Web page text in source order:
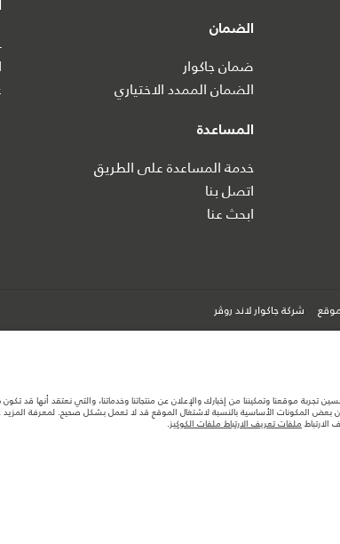
الضمان
ضمان جاكوار
الضمان الممدد الاختياري
المساعدة
خدمة المساعدة على الطريق
اتصل بنا
ابحث عنا
شركة جاكوار لاند روڤر
الرجاء التواصل مع وكيلنا المحلي للتأكد من توفّرها والتحقق من الأسعار.
عن ذلك المتحقق في تلك الاختبارات كما أن هذه الأرقام بغرض المقارنة فحسب.
وتوقيتات التصاميم. هذا ظرف ديناميكي للغاية، ونتيجة لذلك، قد لا تمثّل
مدروس
تجربة موقعنا وتمكيننا من إخبارك والإعلان عن منتجاتنا وخدماتنا، والتي نعتقد أنها
المكونات الأساسية بالنسبة لاشتغال الموقع قد لا تعمل بشكل صحيح. لمعرفة المزيد
ملفات تعريف الارتباط ملفات الكوكيز.